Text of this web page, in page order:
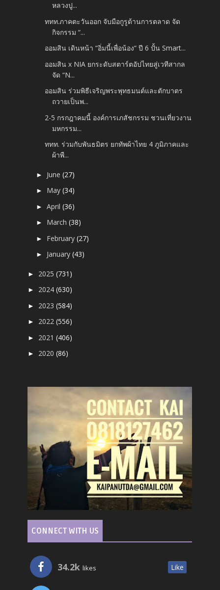
หลวงปู...
ททท.ภาคตะวันออก จับมือกูรูด้านการตลาด จัด
กิจกรรม “...
ออมสิน เดินหน้า “อิ่มนี้เพื่อน้อง“ ปี 6 ปั้น Smart...
ออมสิน x NIA ยกระดับสตาร์ตอัปไทยสู่เวทีสากล
จัด “N...
ออมสิน ร่วมพิธีเจริญพระพุทธมนต์และตักบาตร
ถวายเป็นพ...
2-5 กรกฎาคมนี้ องค์การเภสัชกรรม ชวนเที่ยวงาน
มหกรรม...
ททท. ร่วมกับพันธมิตร ยกทัพผ้าไทย 4 ภูมิภาคและ
ผ้าพื...
► June(27)
► May(34)
►April(36)
► March(38)
► February(27)
► January(43)
► 2025(731)
► 2024(630)
► 2023(584)
► 2022(556)
► 2021(406)
► 2020(86)
CONNECT WITH US
34.2k likes Like